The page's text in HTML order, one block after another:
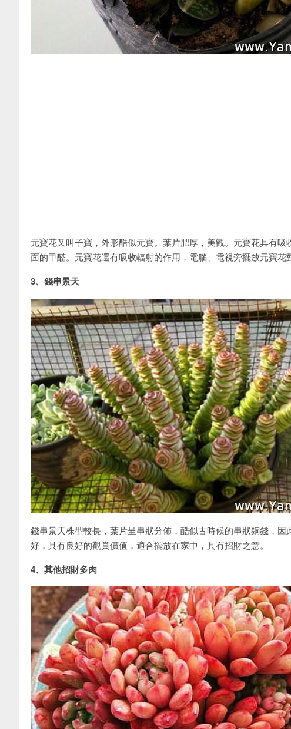
元寶花又叫子寶，外形酷似元寶。葉片肥厚，美觀。元寶花具有
面的甲醛。元寶花還有吸收輻射的作用，電腦、電視旁擺放元寶花
3、錢串景天
錢串景天株型較長，葉片呈串狀分佈，酷似古時候的串狀銅錢，
好，具有良好的觀賞價值，適合擺放在家中，具有招財之意。
4、其他招財多肉